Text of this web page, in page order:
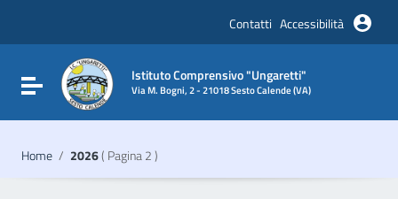
Vai al footer
Contatti Accessibilità
Attiva / disattiva la navigazione
Istituto Comprensivo "Ungaretti"
Via M. Bogni, 2 - 21018 Sesto Calende (VA)
Home / 2026( Pagina 2 )